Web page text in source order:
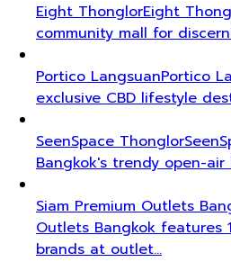
Eight ThonglorEight
community mall for
Portico LangsuanPortico
exclusive CBD lifestyle
SeenSpace Thonglor
Bangkok's trendy open-
Siam Premium Outlets
Outlets Bangkok features
brands at outlet…